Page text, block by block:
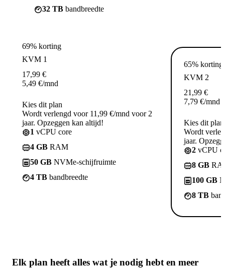
32 TB bandbreedte
69% korting
KVM 1
17,99 €
5,49 €/mnd
Kies dit plan
Wordt verlengd voor 11,99 €/mnd voor 2
jaar. Opzeggen kan altijd!
1 vCPU core
4 GB RAM
50 GB NVMe-schijfruimte
4 TB bandbreedte
65% korting
KVM 2
21,99 €
7,79 €/mnd
Kies dit plan
Wordt
jaar.
2 vCPU
8 GB
100 GB
8 TB
Elk plan heeft alles wat je nodig hebt en meer